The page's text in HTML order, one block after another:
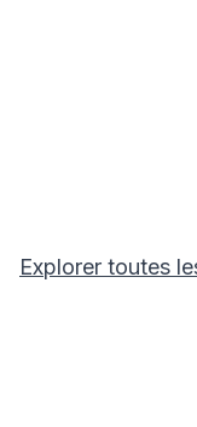
Explorer toutes